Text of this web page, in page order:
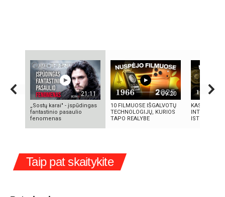
21:11
„Sostų karai" - įspūdingas
fantastinio pasaulio
fenomenas
09:20
10 FILMUOSE IŠGALVOTŲ
TECHNOLOGIJŲ, KURIOS
TAPO REALYBE
KAS
INTELEKTĄ?
ISTORIJA IR
Taip pat skaitykite